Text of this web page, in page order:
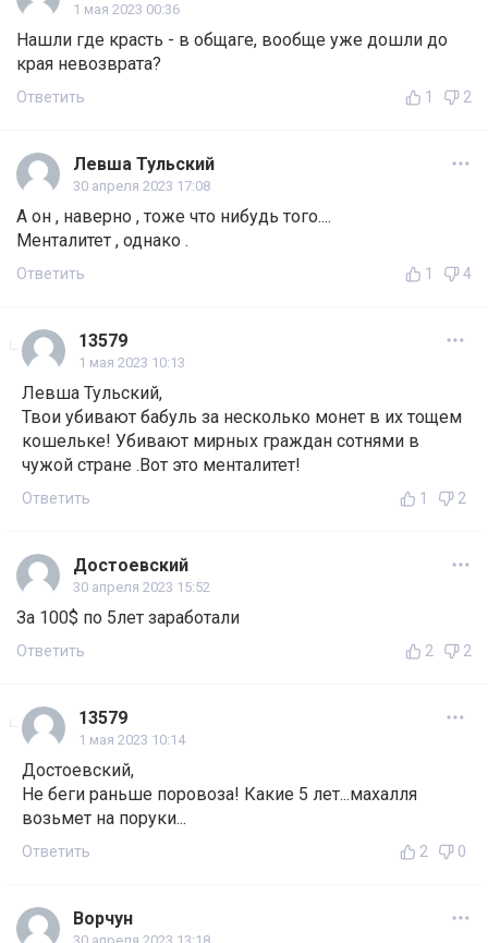
1 мая 2023 00:36
Нашли где красть - в общаге, вообще уже дошли до
края невозврата?
Ответить 1 2
Левша Тульский
30 апреля 2023 17:08
А он , наверно , тоже что нибудь того....
Менталитет , однако .
Ответить 1 4
13579
1 мая 2023 10:13
Левша Тульский,
Твои убивают бабуль за несколько монет в их тощем
кошельке! Убивают мирных граждан сотнями в
чужой стране .Вот это менталитет!
Ответить 1 2
Достоевский
30 апреля 2023 15:52
За 100$ по 5лет заработали
Ответить 2 2
13579
1 мая 2023 10:14
Достоевский,
Не беги раньше поровоза! Какие 5 лет...махалля
возьмет на поруки...
Ответить 2 0
Ворчун